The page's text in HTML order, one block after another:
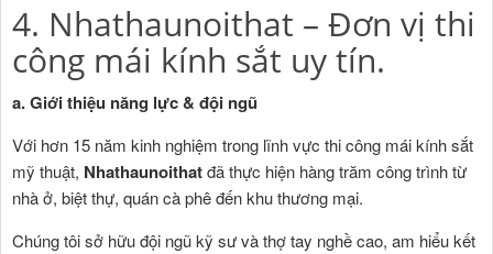
4. Nhathaunoithat – Đơn vị thi
công mái kính sắt uy tín.
a. Giới thiệu năng lực & đội ngũ
Với hơn 15 năm kinh nghiệm trong lĩnh vực thi công mái kính sắt
mỹ thuật, Nhathaunoithatđã thực hiện hàng trăm công trình từ
nhà ở, biệt thự, quán cà phê đến khu thương mại.
Chúng tôi sở hữu đội ngũ kỹ sư và thợ tay nghề cao, am hiểu kết